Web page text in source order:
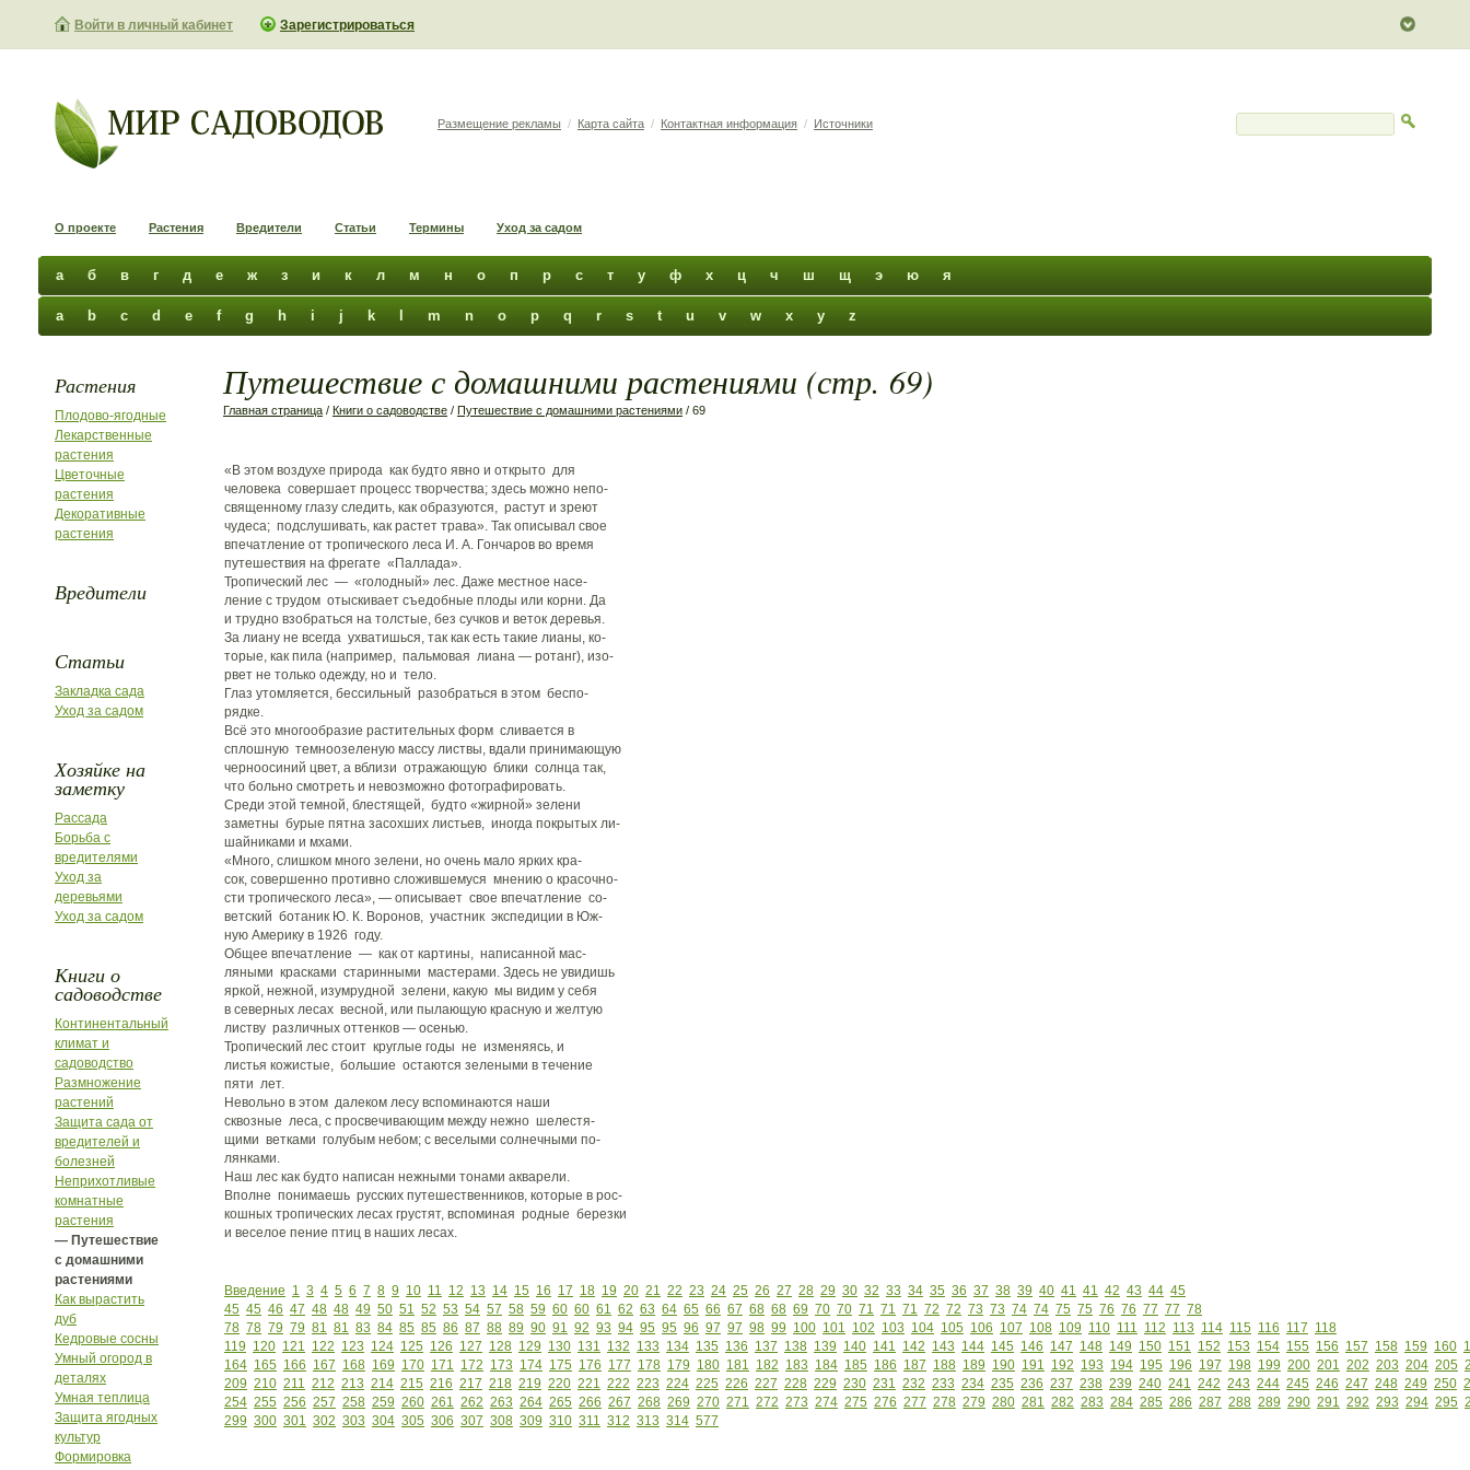
Войти в личный кабинет Зарегистрироваться
Размещение рекламы / Карта сайта / Контактная информация / Источники
О проекте Растения Вредители Статьи Термины Уход за садом
а б в г д е ж з и к л м н о п р с т у ф х ц ч ш щ э ю я
a b c d e f g h i j k m n o p q r s t u v w x y z
Растения
Плодово-ягодные
Лекарственные
растения
Цветочные
растения
Декоративные
растения
Вредители
Статьи
Закладка сада
Уход за садом
Хозяйке на
заметку
Рассада
Борьба с
вредителями
Уход за
деревьями
Уход за садом
Книги о
садоводстве
Континентальный
климат и
садоводство
Размножение
растений
Защита сада от
вредителей и
болезней
Неприхотливые
комнатные
растения
— Путешествие
с домашними
растениями
Как вырастить
дуб
Кедровые сосны
Умный огород в
деталях
Умная теплица
Защита ягодных
культур
Формировка
Путешествие с домашними растениями (стр. 69)
Главная страница / Книги о садоводстве / Путешествие с домашними растениями / 69
«В этом воздухе природа как будто явно и открыто для
человека совершает процесс творчества; здесь можно непо-
священному глазу следить, как образуются, растут и зреют
чудеса; подслушивать, как растет трава». Так описывал свое
впечатление от тропического леса И. А. Гончаров во время
путешествия на фрегате «Паллада».
Тропический лес — «голодный» лес. Даже местное насе-
ление с трудом отыскивает съедобные плоды или корни. Да
и трудно взобраться на толстые, без сучков и веток деревья.
За лиану не всегда ухватишься, так как есть такие лианы, ко-
торые, как пила (например, пальмовая лиана — ротанг), изо-
рвет не только одежду, но и тело.
Глаз утомляется, бессильный разобраться в этом беспо-
рядке.
Всё это многообразие растительных форм сливается в
сплошную темноозеленую массу листвы, вдали принимающую
черноосиний цвет, а вблизи отражающую блики солнца так,
что больно смотреть и невозможно фотографировать.
Среди этой темной, блестящей, будто «жирной» зелени
заметны бурые пятна засохших листьев, иногда покрытых ли-
шайниками и мхами.
«Много, слишком много зелени, но очень мало ярких кра-
сок, совершенно противно сложившемуся мнению о красочно-
сти тропического леса», — описывает свое впечатление со-
ветский ботаник Ю. К. Воронов, участник экспедиции в Юж-
ную Америку в 1926 году.
Общее впечатление — как от картины, написанной мас-
ляными красками старинными мастерами. Здесь не увидишь
яркой, нежной, изумрудной зелени, какую мы видим у себя
в северных лесах весной, или пылающую красную и желтую
листву различных оттенков — осенью.
Тропический лес стоит круглые годы не изменяясь, и
листья кожистые, большие остаются зелеными в течение
пяти лет.
Невольно в этом далеком лесу вспоминаются наши
сквозные леса, с просвечивающим между нежно шелестя-
щими ветками голубым небом; с веселыми солнечными по-
лянками.
Наш лес как будто написан нежными тонами акварели.
Вполне понимаешь русских путешественников, которые в рос-
кошных тропических лесах грустят, вспоминая родные березки
и веселое пение птиц в наших лесах.
Введение 1 3 4 5 6 7 8 9 10 11 12 13 14 15 16 17 18 19 20 21 22 23 24 25 26 27 28 29 30 32 33 34 35 36 37 38 39 40 41 41 42 43 44 45
45 45 46 47 48 48 49 50 51 52 53 54 57 58 59 60 60 61 62 63 64 65 66 67 68 68 69 70 70 71 71 71 72 72 73 73 74 74 75 75 76 76 77 77 78
78 78 79 79 81 81 83 84 85 85 86 87 88 89 90 91 92 93 94 95 95 96 97 97 98 99 100 101 102 103 104 105 106 107 108 109 110 111 112 113 114 115 116 117 118
119 120 121 122 123 124 125 126 127 128 129 130 131 132 133 134 135 136 137 138 139 140 141 142 143 144 145 146 147 148 149 150 151 152 153 154 155 156 157 158 159 160
164 165 166 167 168 169 170 171 172 173 174 175 176 177 178 179 180 181 182 183 184 185 186 187 188 189 190 191 192 193 194 195 196 197 198 199 200 201 202 203 204 205
209 210 211 212 213 214 215 216 217 218 219 220 221 222 223 224 225 226 227 228 229 230 231 232 233 234 235 236 237 238 239 240 241 242 243 244 245 246 247 248 249 250
254 255 256 257 258 259 260 261 262 263 264 265 266 267 268 269 270 271 272 273 274 275 276 277 278 279 280 281 282 283 284 285 286 287 288 289 290 291 292 293 294 295
299 300 301 302 303 304 305 306 307 308 309 310 311 312 313 314 577